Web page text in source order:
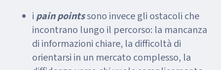
i pain pointssono invece gli ostacoli che
incontrano lungo il percorso: la mancanza
di informazioni chiare, la difficoltà di
orientarsi in un mercato complesso, la